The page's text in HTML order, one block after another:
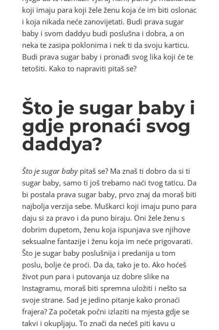
koji imaju para koji žele ženu koja će im biti oslonac
i koja nikada neće zanovijetati. Budi prava sugar
baby i svom daddyu budi poslušna i dobra, a on
neka te zasipa poklonima i nek ti da svoju karticu.
Budi prava sugar baby i pronađi svog lika koji će te
tetošiti. Kako to napraviti pitaš se?
Što je sugar baby i
gdje pronaći svog
daddya?
Što je sugar babypitaš se? Ma znaš ti dobro da si ti
sugar baby, samo ti još trebamo naći tvog taticu. Da
bi postala prava sugar baby, prvo znaj da moraš biti
najbolja verzija sebe. Muškarci koji imaju puno para
daju si za pravo i da puno biraju. Oni žele ženu s
dobrim dupetom, ženu koja ispunjava sve njihove
seksualne fantazije i ženu koja im neće prigovarati.
Što je sugar baby poslušnija i predanija u tom
poslu, bolje će proći. Da da, tako je to. Ako hoćeš
život pun para i putovanja uz dobre slike na
Instagramu, moraš biti spremna uložiti i nešto sa
svoje strane. Sad je jedino pitanje kako pronaći
frajera? Za početak počni izlaziti na mjesta gdje se
takvi i okupljaju. To znači da nećeš piti kavu u